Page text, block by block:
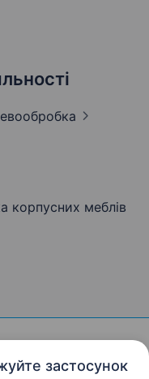
застосунок
корпусних меблів